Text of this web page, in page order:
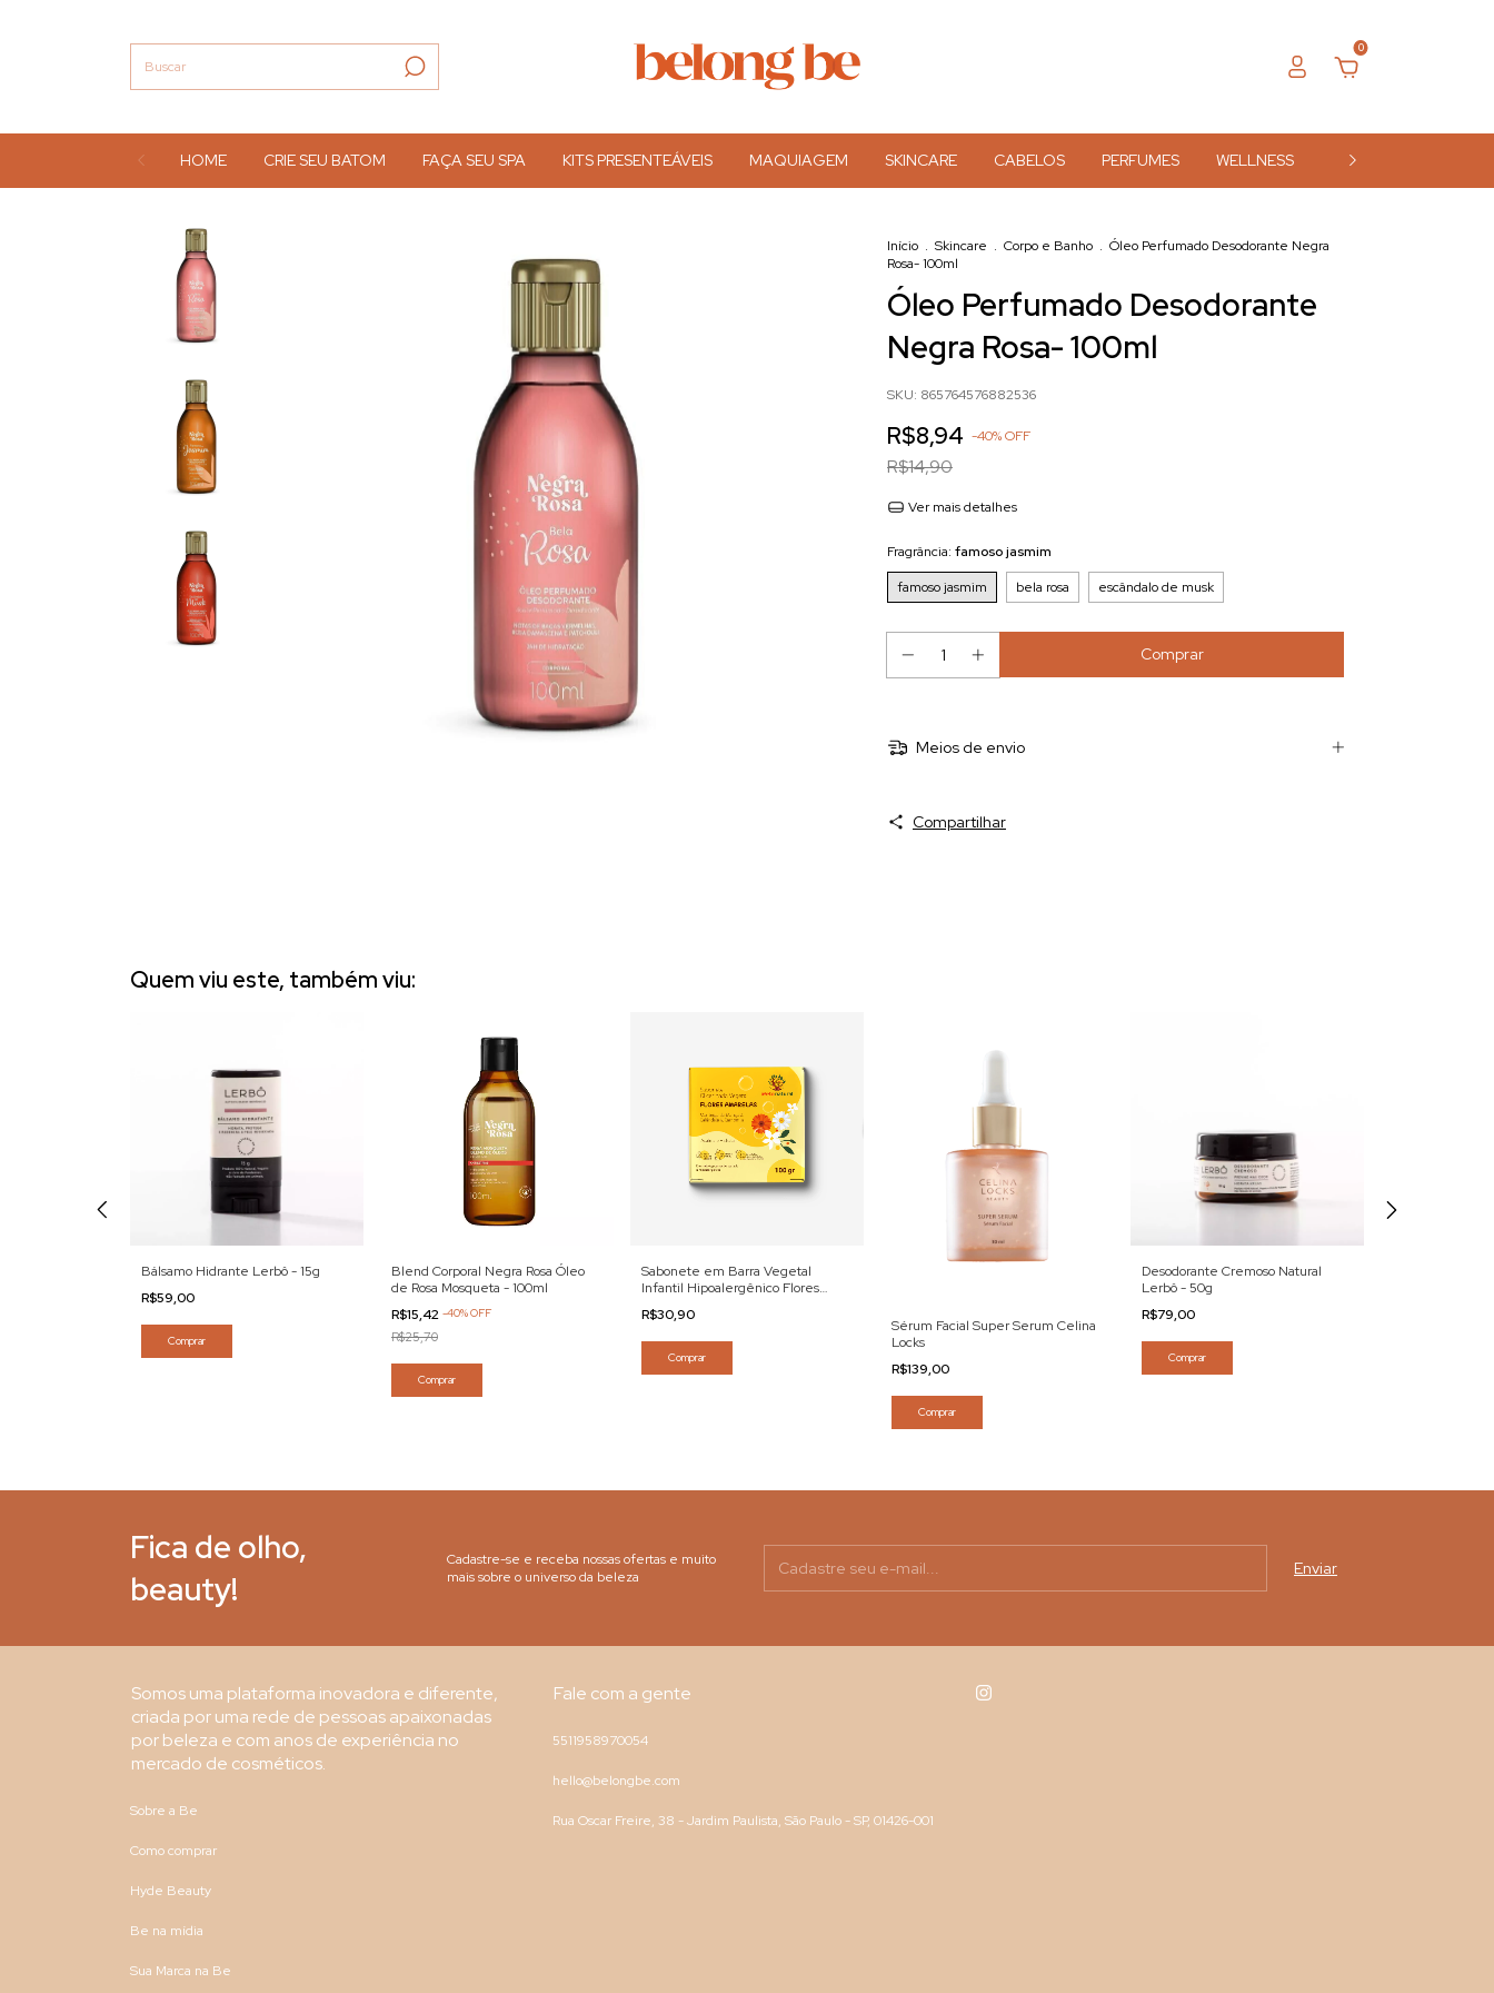
0
HOME CRIE SEU BATOM FAÇA SEU SPA KITS PRESENTEÁVEIS MAQUIAGEM SKINCARE CABELOS PERFUMES WELLNESS ACESSÓRIOS
Início . Skincare . Corpo e Banho . Óleo Perfumado Desodorante Negra
Rosa- 100ml
Óleo Perfumado Desodorante
Negra Rosa- 100ml
SKU: 865764576882536
R$8,94 -40%OFF
R$14,90
Ver mais detalhes
Fragrância: famoso jasmim
famoso jasmim
bela rosa escândalo de musk
Meios de envio
Compartilhar
Quem viu este, também viu:
Bálsamo Hidrante Lerbô - 15g
R$59,00
Comprar
Blend Corporal Negra Rosa Óleo
de Rosa Mosqueta - 100ml
R$15,42 -40%OFF
R$25,70
Comprar
Sabonete em Barra Vegetal
Infantil Hipoalergênico Flores
Amarelas Afeto Natural 100gr
R$30,90
Comprar
Sérum Facial Super Serum Celina
Locks
R$139,00
Comprar
Desodorante Cremoso Natural
Lerbô - 50g
R$79,00
Comprar
Fica de olho,
beauty!
Cadastre-se e receba nossas ofertas e muito
mais sobre o universo da beleza
Somos uma plataforma inovadora e diferente,
criada por uma rede de pessoas apaixonadas
por beleza e com anos de experiência no
mercado de cosméticos.
Sobre a Be
Como comprar
Hyde Beauty
Be na mídia
Sua Marca na Be
Fale com a gente
5511958970054
hello@belongbe.com
Rua Oscar Freire, 38 - Jardim Paulista, São Paulo - SP, 01426-001